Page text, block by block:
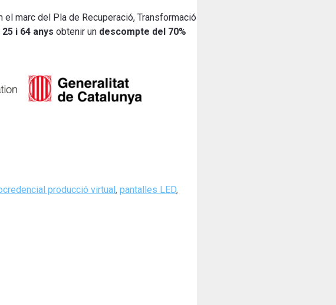
marc del Pla de Recuperació, Transformació
i 64 anys obtenir un descompte del 70%
producció virtual, pantalles LED,